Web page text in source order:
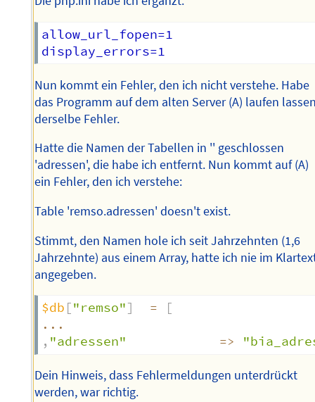
allow_url_fopen=1
Nun kommt ein Fehler, den ich nicht verstehe. Habe
das Programm auf dem alten Server (A) laufen
derselbe Fehler.
Hatte die Namen der Tabellen in '' geschlossen
'adressen', die habe ich entfernt. Nun kommt auf (A)
ein Fehler, den ich verstehe:
Table 'remso.adressen' doesn't exist.
Stimmt, den Namen hole ich seit Jahrzehnten (1,6
Jahrzehnte) aus einem Array, hatte ich nie im
angegeben.
$db ["remso"] =
[
...
, "adressen" =>
Dein Hinweis, dass Fehlermeldungen unterdrückt
werden, war richtig.